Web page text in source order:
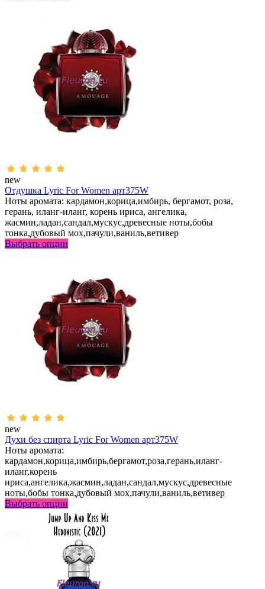
new
Отдушка Lyric For Women арт375W
Ноты аромата: кардамон,корица,имбирь, бергамот, роза,
герань, иланг-иланг, корень ириса, ангелика,
жасмин,ладан,сандал,мускус,древесные ноты,бобы
тонка,дубовый мох,пачули,ваниль,ветивер
Выбрать опции
new
Духи без спирта Lyric For Women арт375W
Ноты аромата:
кардамон,корица,имбирь,бергамот,роза,герань,иланг-
иланг,корень
ириса,ангелика,жасмин,ладан,сандал,мускус,древесные
ноты,бобы тонка,дубовый мох,пачули,ваниль,ветивер
Выбрать опции